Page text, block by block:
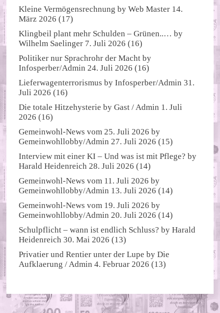
Kleine Vermögensrechnung byWeb Master 14.
März 2026 (17)
Klingbeil plant mehr Schulden – Grünen..… by
Wilhelm Saelinger 7. Juli 2026 (16)
Politiker nur Sprachrohr der Macht by
Infosperber/Admin 24. Juli 2026 (16)
Lieferwagenterrorismus byInfosperber/Admin 31.
Juli 2026 (16)
Die totale Hitzehysterie byGast / Admin 1. Juli
2026 (16)
Gemeinwohl-News vom 25. Juli 2026 by
Gemeinwohllobby/Admin 27. Juli 2026 (15)
Interview mit einer KI – Und was ist mit Pflege? by
Harald Heidenreich 28. Juli 2026 (14)
Gemeinwohl-News vom 11. Juli 2026 by
Gemeinwohllobby/Admin 13. Juli 2026 (14)
Gemeinwohl-News vom 19. Juli 2026 by
Gemeinwohllobby/Admin 20. Juli 2026 (14)
Schulpflicht – wann ist endlich Schluss? byHarald
Heidenreich 30. Mai 2026 (13)
Privatier und Rentier unter der Lupe byDie
Aufklaerung / Admin 4. Februar 2026 (13)